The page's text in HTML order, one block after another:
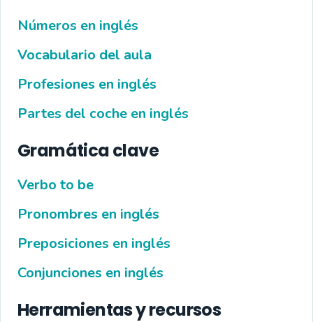
Números en inglés
Vocabulario del aula
Profesiones en inglés
Partes del coche en inglés
Gramática clave
Verbo to be
Pronombres en inglés
Preposiciones en inglés
Conjunciones en inglés
Herramientas y recursos